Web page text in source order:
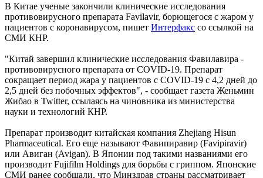
В Китае ученые закончили клинические исследования
противовирусного препарата Favilavir, борющегося с жаром у
пациентов с коронавирусом, пишет Интерфакс со ссылкой на
СМИ КНР.
"Китай завершил клинические исследования Фавилавира -
противовирусного препарата от COVID-19. Препарат
сокращает период жара у пациентов с COVID-19 с 4,2 дней до
2,5 дней без побочных эффектов", - сообщает газета Женьмин
Жибао в Twitter, ссылаясь на чиновника из министерства
науки и технологий КНР.
Препарат производит китайская компания Zhejiang Hisun
Pharmaceutical. Его еще называют Фавипиравир (Favipiravir)
или Авиган (Avigan). В Японии под такими названиями его
производит Fujifilm Holdings для борьбы с гриппом. Японские
СМИ ранее сообщали, что Минздрав страны рассматривает